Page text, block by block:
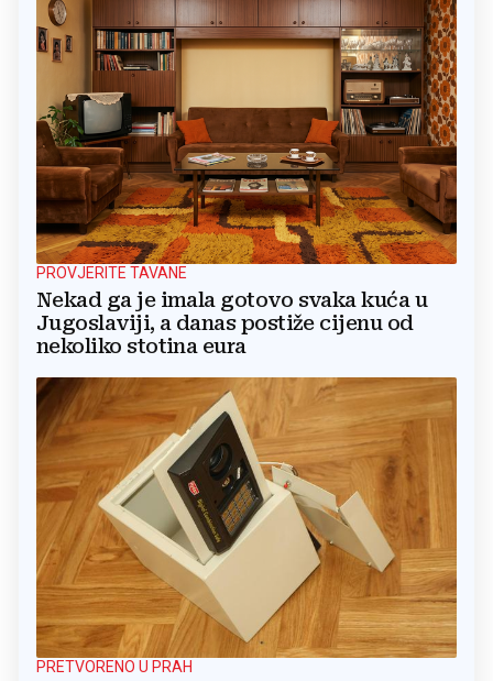
PROVJERITE TAVANE
Nekad ga je imala gotovo svaka kuća u
Jugoslaviji, a danas postiže cijenu od
nekoliko stotina eura
PRETVORENO U PRAH